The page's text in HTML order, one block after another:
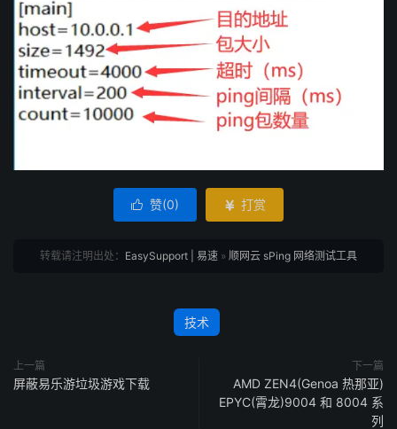
 赞(0)  打赏
转载请注明出处： EasySupport | 易速 » 顺网云 sPing 网络测试工具
技术
上一篇
屏蔽易乐游垃圾游戏下载
下一篇
AMD ZEN4(Genoa 热那亚)
EPYC(霄龙)9004 和 8004 系
列